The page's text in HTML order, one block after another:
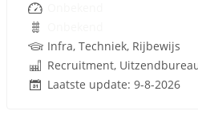
Infra, Techniek, Rijbewijs
Recruitment,
Laatste update: 9-8-2026